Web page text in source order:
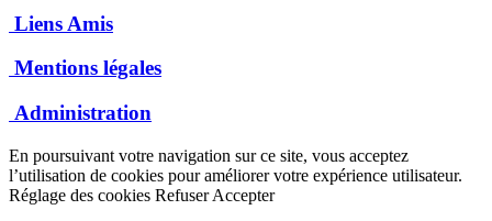
Liens Amis
Mentions légales
Administration
En poursuivant votre navigation sur ce site, vous acceptez
l’utilisation de cookies pour améliorer votre expérience utilisateur.
Réglage des cookies Refuser Accepter